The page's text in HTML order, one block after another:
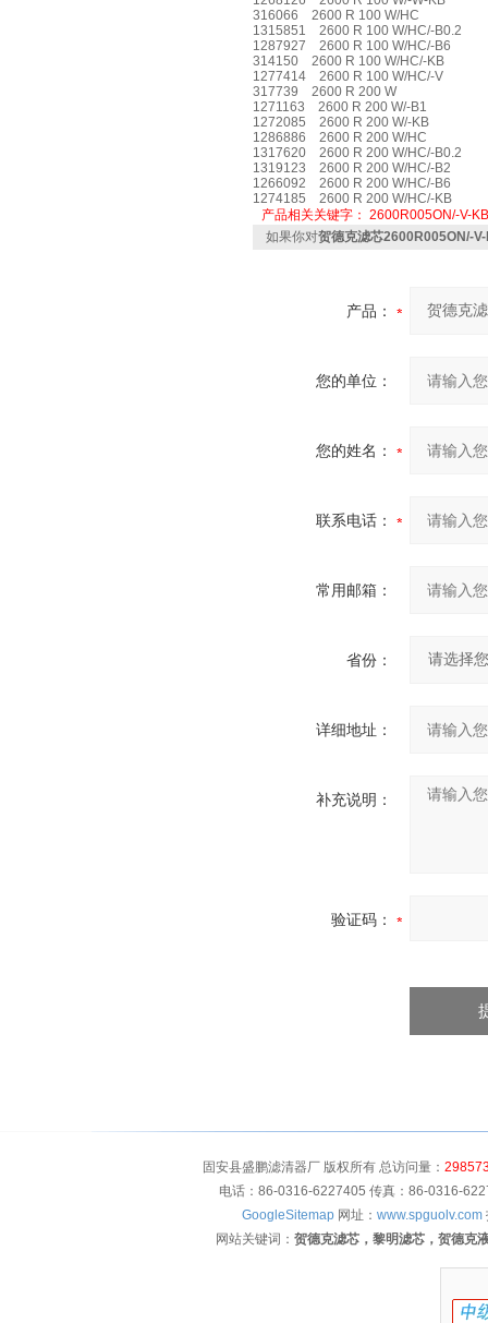
316066 2600 R 100 W/HC
1315851 2600 R 100 W/HC/-B0.2
1287927 2600 R 100 W/HC/-B6
314150 2600 R 100 W/HC/-KB
1277414 2600 R 100 W/HC/-V
317739 2600 R 200 W
1271163 2600 R 200 W/-B1
1272085 2600 R 200 W/-KB
1286886 2600 R 200 W/HC
1317620 2600 R 200 W/HC/-B0.2
1319123 2600 R 200 W/HC/-B2
1266092 2600 R 200 W/HC/-B6
1274185 2600 R 200 W/HC/-KB
产品相关关键字： 2600R005ON/-V-KB
如果你对贺德克滤芯2600R005ON/-
产品：
您的单位：
您的姓名：
联系电话：
常用邮箱：
省份：
详细地址：
补充说明：
验证码：
固安县盛鹏滤清器厂 版权所有 总访问量：
电话：86-0316-6227405 传真：86-0316-
GoogleSitemap网址： www.spguolv.com
网站关键词： 贺德克滤芯，黎明滤芯，贺德克